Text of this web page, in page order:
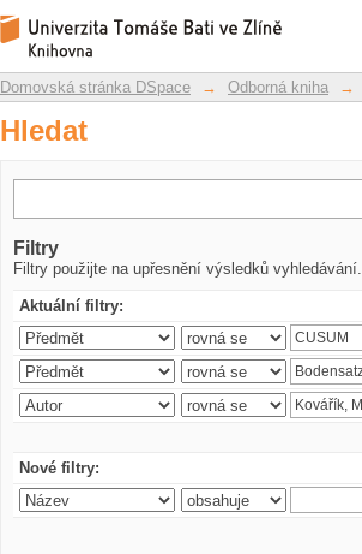
Hledat
Repozitář DSpace/Manakin
Domovská stránka DSpace → Odborná kniha →
Hledat
Filtry
Filtry použijte na upřesnění výsledků vyhledávání.
Aktuální filtry:
Nové filtry: